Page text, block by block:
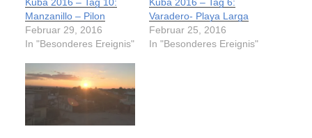
Manzanillo – Pilon
Februar 29, 2016
In "Besonderes Ereignis"
Varadero- Playa Larga
Februar 25, 2016
In "Besonderes Ereignis"